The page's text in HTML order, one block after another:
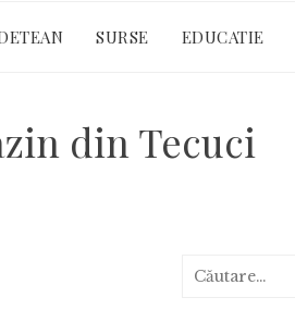
SURSE EDUCATIE
din Tecuci
Caută